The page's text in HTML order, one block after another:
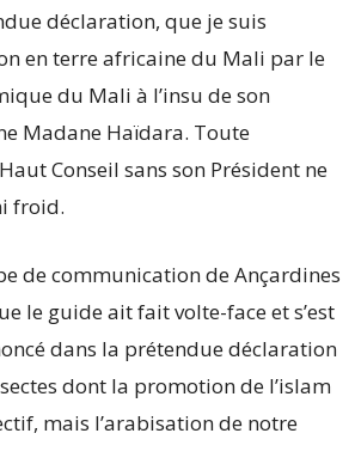
déclaration, que je suis
en terre africaine du Mali par le
du Mali à l’insu de son
Madane Haïdara. Toute
Conseil sans son Président ne
froid.
de communication de Ançardines
le guide ait fait volte-face et s’est
dans la prétendue déclaration
dont la promotion de l’islam
mais l’arabisation de notre